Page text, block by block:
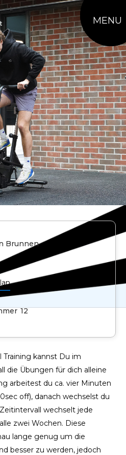
Brunnen
12
kannst Du im
die Übungen für dich alleine
arbeitest du ca. vier Minuten
off), danach wechselst du
wechselt jede
zwei Wochen. Diese
lange genug um die
besser zu werden, jedoch
MENU